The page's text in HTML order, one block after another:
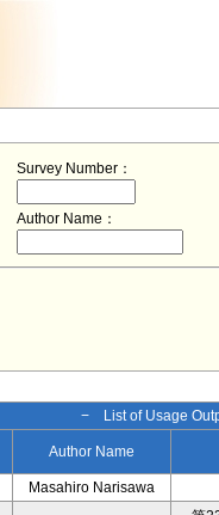
Survey Number：
Author Name：
− List of Usage
Author Name
Masahiro Narisawa